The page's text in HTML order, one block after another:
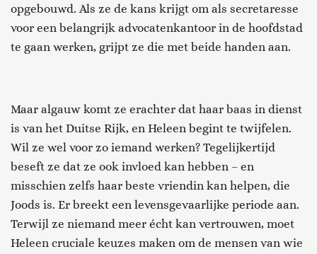
opgebouwd. Als ze de kans krijgt om als secretaresse
voor een belangrijk advocatenkantoor in de hoofdstad
te gaan werken, grijpt ze die met beide handen aan.
Maar algauw komt ze erachter dat haar baas in dienst
is van het Duitse Rijk, en Heleen begint te twijfelen.
Wil ze wel voor zo iemand werken? Tegelijkertijd
beseft ze dat ze ook invloed kan hebben – en
misschien zelfs haar beste vriendin kan helpen, die
Joods is. Er breekt een levensgevaarlijke periode aan.
Terwijl ze niemand meer écht kan vertrouwen, moet
Heleen cruciale keuzes maken om de mensen van wie